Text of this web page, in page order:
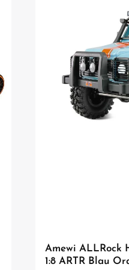
Benutzung nur unter
Amewi ALLRock
1:8 ARTR Blau